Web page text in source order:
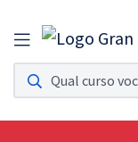
Assinatura
Acesso a todos os
Assinatura OAB